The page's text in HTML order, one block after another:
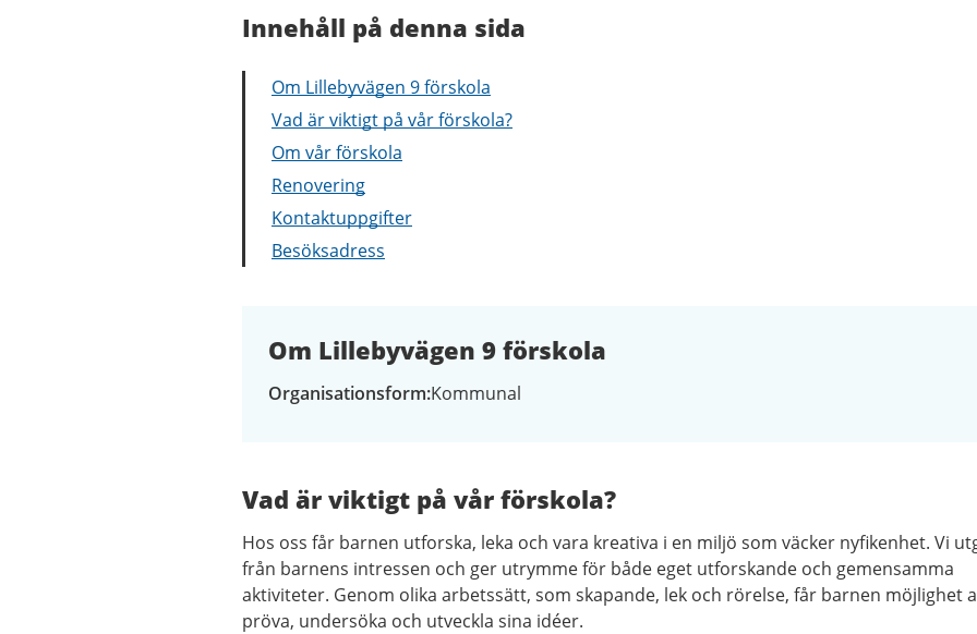
Innehåll på denna sida
Om Lillebyvägen 9 förskola
Vad är viktigt på vår förskola?
Om vår förskola
Renovering
Kontaktuppgifter
Besöksadress
Om Lillebyvägen 9 förskola
Organisationsform Kommunal
Vad är viktigt på vår förskola?
Hos oss får barnen utforska, leka och vara kreativa i en miljö som väcker nyfikenhet. Vi
från barnens intressen och ger utrymme för både eget utforskande och gemensamma
aktiviteter. Genom olika arbetssätt, som skapande, lek och rörelse, får barnen möjlighet
pröva, undersöka och utveckla sina idéer.